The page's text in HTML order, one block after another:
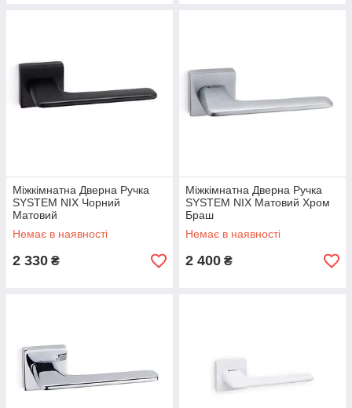
Міжкімнатна Дверна Ручка
SYSTEM NIX Чорний
Матовий
Немає в наявності
2 330 ₴
Міжкімнатна Дверна Ручка
SYSTEM NIX Матовий Хром
Браш
Немає в наявності
2 400 ₴